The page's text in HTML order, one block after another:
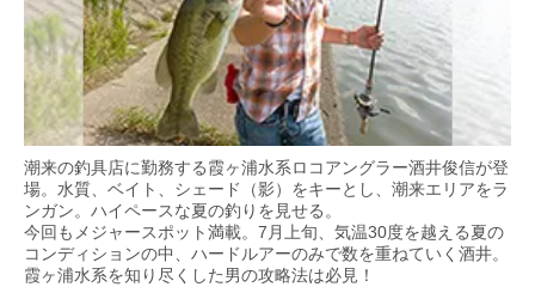
潮来の釣具店に勤務する霞ヶ浦水系ロコアングラー酒井俊信が登
場。水質、ベイト、シェード（影）をキーとし、潮来エリアをラ
ンガン。ハイペースな夏の釣りを見せる。
今回もメジャースポット満載。7月上旬、気温30度を越える夏の
コンディションの中、ハードルアーのみで数を重ねていく酒井。
霞ヶ浦水系を知り尽くした男の攻略法は必見！